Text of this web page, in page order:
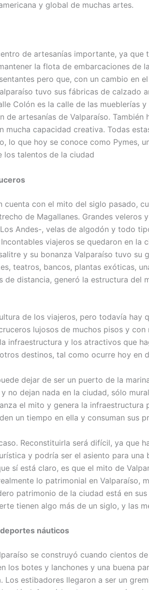
y global de muchas artes.
de artesanías importante, ya
la flota de embarcaciones de
pero que, con un cambio en
tuvo sus fábricas de calzado
Colón es la calle de las mueblerías
de artesanías de Valparaíso.
mucha capacidad creativa. Todas
lo que hoy se conoce como Pymes,
los talentos de la ciudad
cuenta con el mito del siglo pasado,
de Magallanes. Grandes
Andes-, velas de algodón y todo
viajeros se quedaron en
y su bonanza Valparaíso tuvo su
teatros, bancos, plantas exóticas,
de distancia, generó la estructura del
de los viajeros, pero todavía hay
lujosos de muchos pisos y
infraestructura y los atractivos que
destinos, tal como ocurre hoy en
dejar de ser un puerto de la
no dejan nada en la ciudad, sólo
el mito y genera la
un tiempo en ella y consuman sus
Reconstituirla será difícil, ya que
y podría ser el asiento para
sí está claro, es que el mito de
lo patrimonial en Valparaíso,
patrimonio de la ciudad está en
tienen algo más de un siglo, y las
náuticos
se construyó cuando cientos
los botes y lanchones y una buena
Los estibadores llegaron a ser un